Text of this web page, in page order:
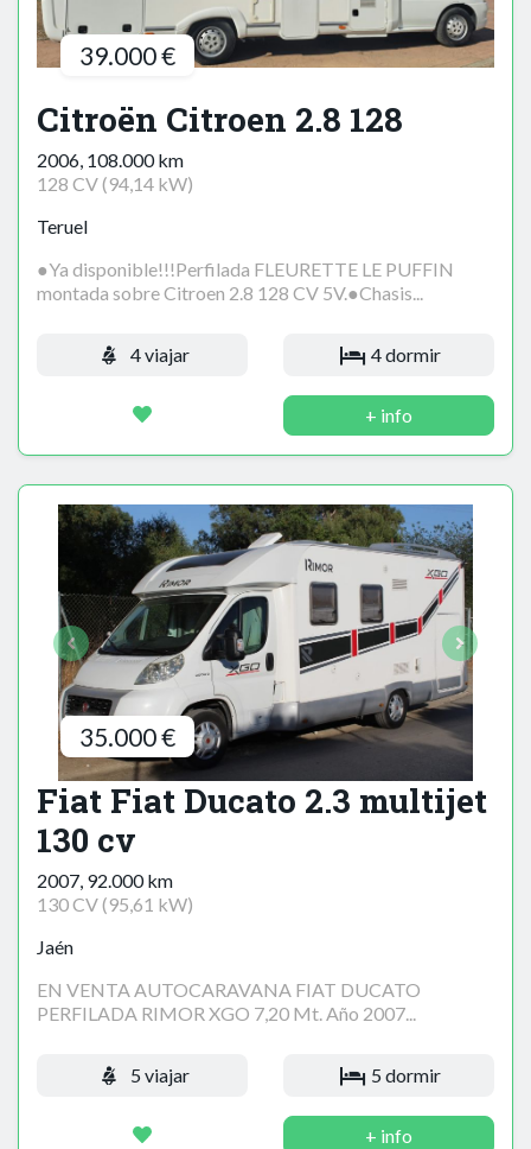
39.000 €
Citroën Citroen 2.8 128
2006, 108.000 km
128 CV (94,14 kW)
Teruel
●Ya disponible!!!Perfilada FLEURETTE LE PUFFIN
montada sobre Citroen 2.8 128 CV 5V.●Chasis...
4 viajar 4 dormir
+ info
35.000 €
Fiat Fiat Ducato 2.3 multijet
130 cv
2007, 92.000 km
130 CV (95,61 kW)
Jaén
EN VENTA AUTOCARAVANA FIAT DUCATO
PERFILADA RIMOR XGO 7,20 Mt. Año 2007...
5 viajar 5 dormir
+ info